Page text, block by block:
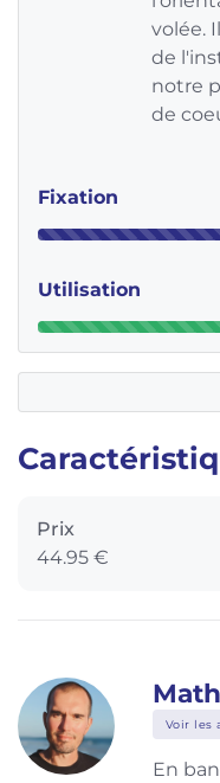
volée.
de
notre
de
Fixation
Utilisation
Prix
44.95 €
Voir les
En